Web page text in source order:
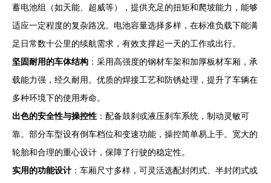
蓄电池组（如天能、超威等），提供充足的扭矩和爬坡能力，能够
适应一定程度的复杂路况。电池容量选择多样，在标准负载下能满
足日常数十公里的续航需求，有效支撑起一天的工作或出行。
坚固耐用的车体结构 ：采用高强度的钢材车架和加厚板材车厢，承
载能力强，经久耐用。优质的焊接工艺和防锈处理，提升了车辆在
多种环境下的使用寿命。
出色的安全性与操控性 ：配备鼓刹或液压刹车系统，制动灵敏可
靠。部分车型设有倒车档位和变速功能，操控简单易上手。宽大的
轮胎和合理的重心设计，保障了行驶的稳定性。
实用的功能设计 ：车厢尺寸多样，可灵活选配封闭式、半封闭式或